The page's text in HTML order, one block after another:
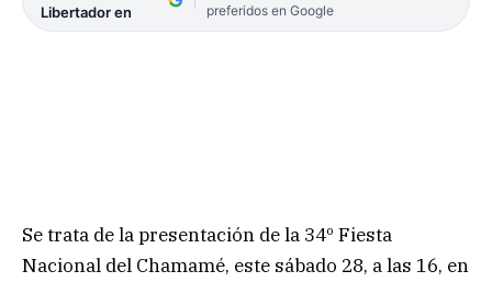
Libertador en
preferidos en Google
Se trata de la presentación de la 34º Fiesta
Nacional del Chamamé, este sábado 28, a las 16, en